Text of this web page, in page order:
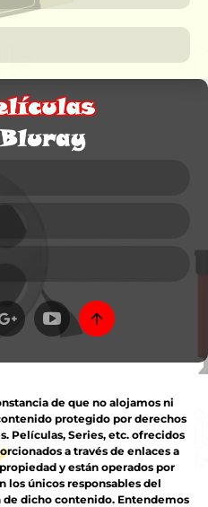
de que no alojamos ni
protegido por derechos
Películas, Series, etc. ofrecidos
a través de enlaces a
y están operados por
los únicos responsables del
dicho contenido. Entendemos